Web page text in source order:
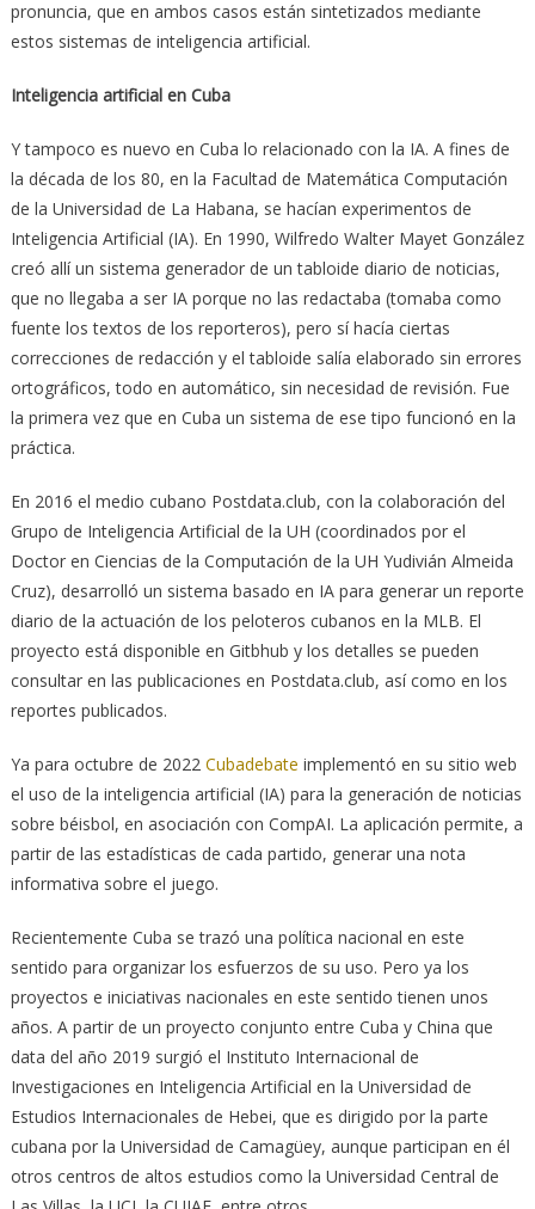
pronuncia, que en ambos casos están sintetizados mediante
estos sistemas de inteligencia artificial.
Inteligencia artificial en Cuba
Y tampoco es nuevo en Cuba lo relacionado con la IA. A fines de
la década de los 80, en la Facultad de Matemática Computación
de la Universidad de La Habana, se hacían experimentos de
Inteligencia Artificial (IA). En 1990, Wilfredo Walter Mayet González
creó allí un sistema generador de un tabloide diario de noticias,
que no llegaba a ser IA porque no las redactaba (tomaba como
fuente los textos de los reporteros), pero sí hacía ciertas
correcciones de redacción y el tabloide salía elaborado sin errores
ortográficos, todo en automático, sin necesidad de revisión. Fue
la primera vez que en Cuba un sistema de ese tipo funcionó en la
práctica.
En 2016 el medio cubano Postdata.club, con la colaboración del
Grupo de Inteligencia Artificial de la UH (coordinados por el
Doctor en Ciencias de la Computación de la UH Yudivián Almeida
Cruz), desarrolló un sistema basado en IA para generar un reporte
diario de la actuación de los peloteros cubanos en la MLB. El
proyecto está disponible en Gitbhub y los detalles se pueden
consultar en las publicaciones en Postdata.club, así como en los
reportes publicados.
Ya para octubre de 2022 Cubadebate implementó en su sitio web
el uso de la inteligencia artificial (IA) para la generación de noticias
sobre béisbol, en asociación con CompAI. La aplicación permite, a
partir de las estadísticas de cada partido, generar una nota
informativa sobre el juego.
Recientemente Cuba se trazó una política nacional en este
sentido para organizar los esfuerzos de su uso. Pero ya los
proyectos e iniciativas nacionales en este sentido tienen unos
años. A partir de un proyecto conjunto entre Cuba y China que
data del año 2019 surgió el Instituto Internacional de
Investigaciones en Inteligencia Artificial en la Universidad de
Estudios Internacionales de Hebei, que es dirigido por la parte
cubana por la Universidad de Camagüey, aunque participan en él
otros centros de altos estudios como la Universidad Central de